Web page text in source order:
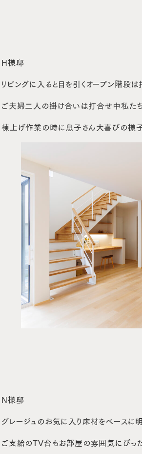
H様邸
リビングに入ると目を引くオープン階段
ご夫婦二人の掛け合いは打合せ中私たち
棟上げ作業の時に息子さん大喜びの様子
N様邸
グレージュのお気に入り床材をベースに
ご支給のTV台もお部屋の雰囲気にぴっ